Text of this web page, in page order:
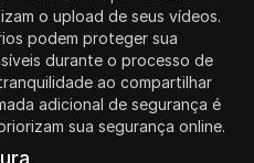
o upload de seus vídeos.
podem proteger sua
durante o processo de
ao compartilhar
adicional de segurança é
sua segurança online.